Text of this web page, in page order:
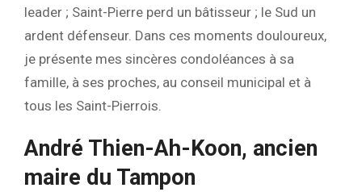
leader ; Saint-Pierre perd un bâtisseur ; le Sud un
ardent défenseur. Dans ces moments douloureux,
je présente mes sincères condoléances à sa
famille, à ses proches, au conseil municipal et à
tous les Saint-Pierrois.
André Thien-Ah-Koon, ancien
maire du Tampon